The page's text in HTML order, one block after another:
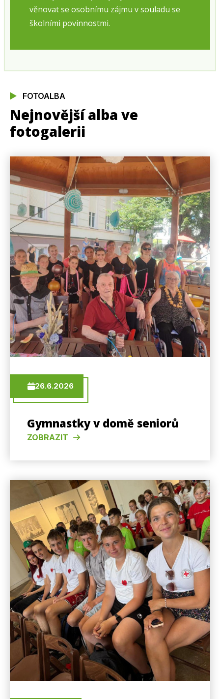
věnovat se osobnímu zájmu v souladu se
školními povinnostmi.
FOTOALBA
Nejnovější alba ve
fotogalerii
26.6.2026
Gymnastky v domě seniorů
ZOBRAZIT